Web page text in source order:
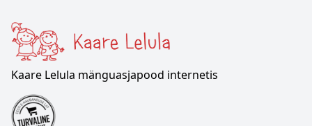
Kaare Lelula mänguasjapood internetis